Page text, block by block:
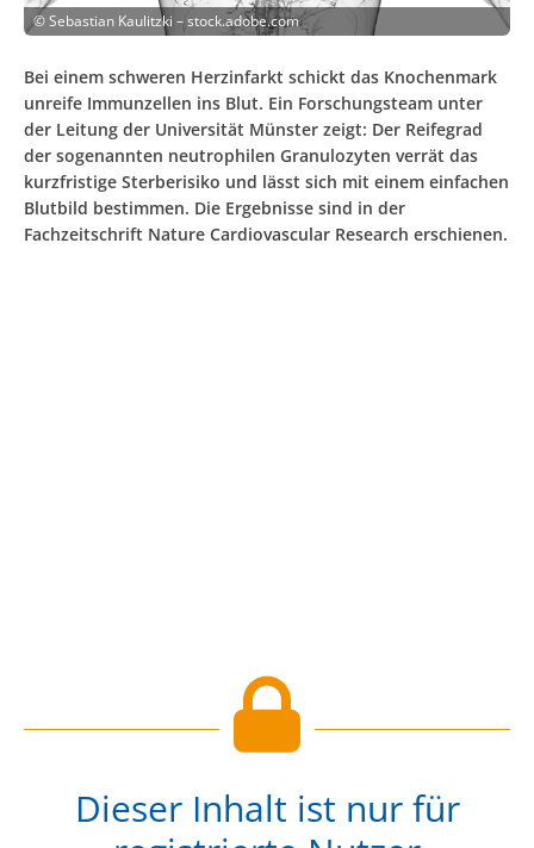
©Sebastian Kaulitzki – stock.adobe.com
Bei einem schweren Herzinfarkt schickt das Knochenmark
unreife Immunzellen ins Blut. Ein Forschungsteam unter
der Leitung der Universität Münster zeigt: Der Reifegrad
der sogenannten neutrophilen Granulozyten verrät das
kurzfristige Sterberisiko und lässt sich mit einem einfachen
Blutbild bestimmen. Die Ergebnisse sind in der
Fachzeitschrift Nature Cardiovascular Research erschienen.
Dieser Inhalt ist nur für